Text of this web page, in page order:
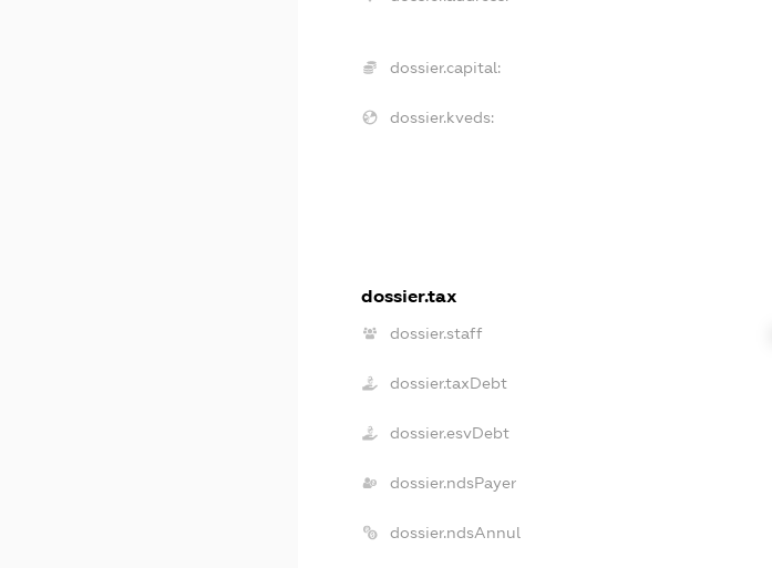
dossier.capital:
dossier.kveds:
dossier.tax
dossier.staff
dossier.taxDebt
dossier.esvDebt
dossier.ndsPayer
dossier.ndsAnnul